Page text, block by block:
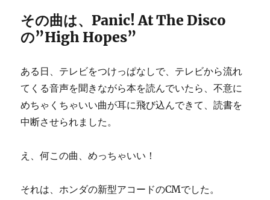
その曲は、Panic! At The Disco
の”High Hopes”
ある日、テレビをつけっぱなしで、テレビから流れ
てくる音声を聞きながら本を読んでいたら、不意に
めちゃくちゃいい曲が耳に飛び込んできて、読書を
中断させられました。
え、何この曲、めっちゃいい！
それは、ホンダの新型アコードのCMでした。